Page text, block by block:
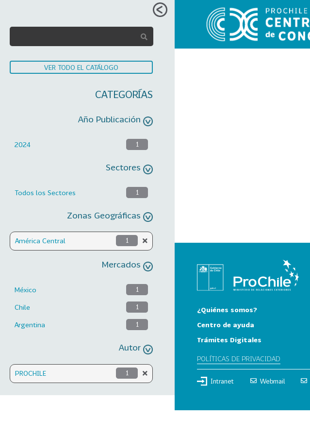
VER TODO EL CATÁLOGO
CATEGORÍAS
Año Publicación
2024 1
Sectores
Todos los Sectores 1
Zonas Geográficas
América Central 1
Mercados
México 1
Chile 1
Argentina 1
Autor
PROCHILE 1
¿Quiénes somos?
Centro de ayuda
Trámites Digitales
POLÍTICAS DE PRIVACIDAD
Intranet Webmail